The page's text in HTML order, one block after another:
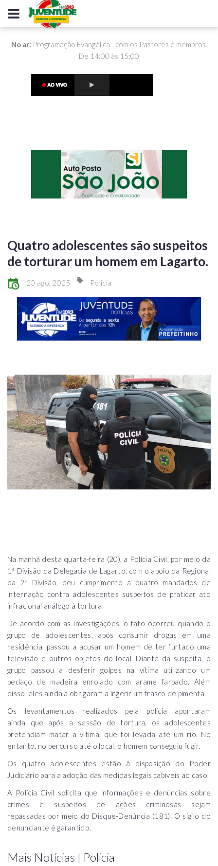
No ar: Programação Evangélica - com os Pastores e membros.
De 14:00 às 15:00
Quatro adolescentes são suspeitos
de torturar um homem em Lagarto.
20 ago, 2025 Policia
Na manhã desta quarta-feira (20), a Polícia Civil, por meio da
1ª Divisão da Delegacia de Lagarto, com o apoio da Regional
da 2ª Divisão, deu cumprimento a quatro mandados de
internação contra adolescentes suspeitos de praticar ato
infracional análogo à tortura.
De acordo com as investigações, o fato ocorreu quando o
grupo de adolescentes, após consumir drogas em uma
residência, passou a acusar um homem de ter furtado uma
televisão e outros objetos do local. Diante da suspeita, o
grupo passou a desferir golpes na vítima utilizando um
pedaço de madeira enrolado com arame farpado. Além
disso, eles ainda a obrigaram a ingerir um frasco de pimenta.
Os levantamentos realizados pela polícia apontaram
ainda que após a sessão de tortura, os adolescentes
pretendiam matar a vítima, que foi levada até um rio. No
entanto, no percurso até o local, o homem conseguiu fugir.
Os quatro adolescentes estão à disposição do Poder
Judiciário para a adoção das medidas legais cabíveis ao caso.
A Polícia Civil solicita que informações e denúncias sobre
crimes e suspeitos de ações criminosas sejam
repassadas por meio do Disque-Denúncia (181). O sigilo do
denunciante é garantido.
Mais Notícias | Policia